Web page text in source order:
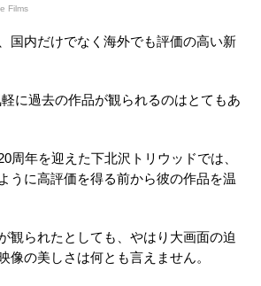
Films
国内だけでなく海外でも評価の高い新
に過去の作品が観られるのはとてもあ
周年を迎えた下北沢トリウッドでは、
うに高評価を得る前から彼の作品を温
観られたとしても、やはり大画面の迫
像の美しさは何とも言えません。